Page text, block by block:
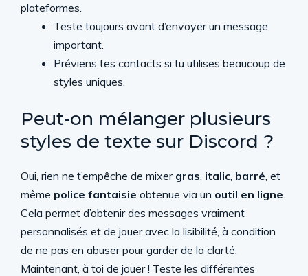
plateformes.
Teste toujours avant d’envoyer un message
important.
Préviens tes contacts si tu utilises beaucoup de
styles uniques.
Peut-on mélanger plusieurs
styles de texte sur Discord ?
Oui, rien ne t’empêche de mixer gras, italic, barré, et
même police fantaisie obtenue via un outil en ligne.
Cela permet d’obtenir des messages vraiment
personnalisés et de jouer avec la lisibilité, à condition
de ne pas en abuser pour garder de la clarté.
Maintenant, à toi de jouer ! Teste les différentes